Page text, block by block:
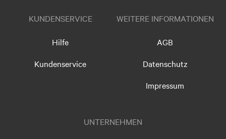
KUNDENSERVICE
Hilfe
Kundenservice
WEITERE INFORMATIONEN
AGB
Datenschutz
Impressum
UNTERNEHMEN